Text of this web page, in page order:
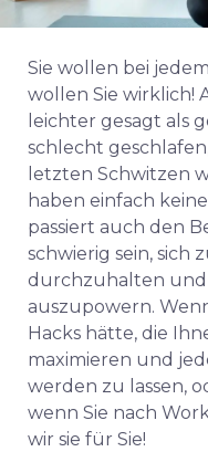
Sie wollen bei
wollen Sie wirklich!
leichter gesagt als
schlecht
letzten Schwitzen
haben einfach
passiert auch den
schwierig sein, sich
durchzuhalten und
auszupowern.
Hacks hätte, die
maximieren und
werden zu lassen,
wenn Sie nach
wir sie für Sie!